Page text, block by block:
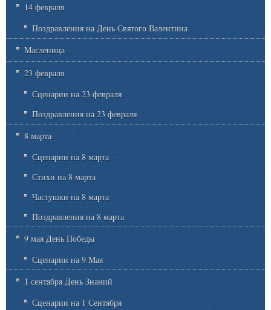
14 февраля
Поздравления на День Святого Валентина
Масленица
23 февраля
Сценарии на 23 февраля
Поздравления на 23 февраля
8 марта
Сценарии на 8 марта
Стихи на 8 марта
Частушки на 8 марта
Поздравления на 8 марта
9 мая День Победы
Сценарии на 9 Мая
1 сентября День Знаний
Сценарии на 1 Сентября